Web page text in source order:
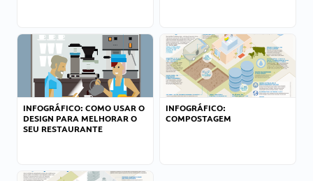
INFOGRÁFICO: COMO USAR O
DESIGN PARA MELHORAR O
SEU RESTAURANTE
INFOGRÁFICO:
COMPOSTAGEM